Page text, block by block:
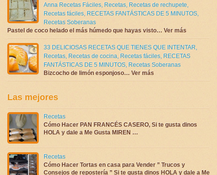
Anna Recetas Fáciles, Recetas, Recetas de rechupete,
Recetas fáciles, RECETAS FANTÁSTICAS DE 5 MINUTOS,
Recetas Soberanas
Pastel de coco helado el más húmedo que hayas visto… Ver más
33 DELICIOSAS RECETAS QUE TIENES QUE INTENTAR,
Recetas, Recetas de cocina, Recetas fáciles, RECETAS
FANTÁSTICAS DE 5 MINUTOS, Recetas Soberanas
Bizcocho de limón esponjoso… Ver más
Las mejores
Recetas
Cómo Hacer PAN FRANCÉS CASERO, Si te gusta dinos
HOLA y dale a Me Gusta MIREN …
Recetas
Cómo Hacer Tortas en casa para Vender ” Trucos y
Consejos de repostería ” Si te gusta dinos HOLA y dale a Me